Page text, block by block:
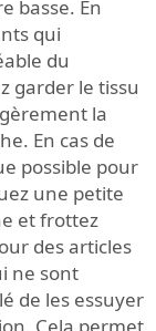
basse. En
qui
du
garder le tissu
la
En cas de
possible pour
une petite
et frottez
des articles
ne sont
de les essuyer